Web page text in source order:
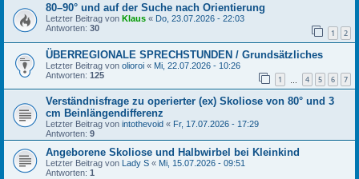
80–90° und auf der Suche nach Orientierung
Letzter Beitrag von Klaus « Do, 23.07.2026 - 22:03
Antworten: 30 1 2
ÜBERREGIONALE SPRECHSTUNDEN / Grundsätzliches
Letzter Beitrag von olioroi « Mi, 22.07.2026 - 10:26
Antworten: 125 1 4 5 6 7
Verständnisfrage zu operierter (ex) Skoliose von 80° und 3
cm Beinlängendifferenz
Letzter Beitrag von intothevoid « Fr, 17.07.2026 - 17:29
Antworten: 9
Angeborene Skoliose und Halbwirbel bei Kleinkind
Letzter Beitrag von Lady S « Mi, 15.07.2026 - 09:51
Antworten: 1